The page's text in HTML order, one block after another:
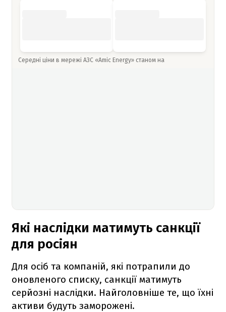
Середні ціни в мережі АЗС «Amic Energy» станом на
Які наслідки матимуть санкції
для росіян
Для осіб та компаній, які потрапили до
оновленого списку, санкції матимуть
серйозні наслідки. Найголовніше те, що їхні
активи будуть заморожені.